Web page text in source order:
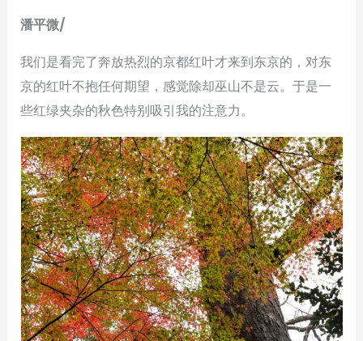
潘平微/
我们是看完了奔放热烈的京都红叶才来到东京的，对东
京的红叶不抱任何期望，感觉除却巫山不是云。于是一
些红绿夹杂的秋色特别吸引我的注意力。